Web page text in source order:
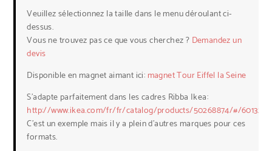
Veuillez sélectionnez la taille dans le menu déroulant ci-
dessus.
Vous ne trouvez pas ce que vous cherchez ? Demandez un
devis
Disponible en magnet aimant ici: magnet Tour Eiffel la Seine
S’adapte parfaitement dans les cadres Ribba Ikea:
http://www.ikea.com/fr/fr/catalog/products/50268874/#/
C’est un exemple mais il y a plein d’autres marques pour ces
formats.